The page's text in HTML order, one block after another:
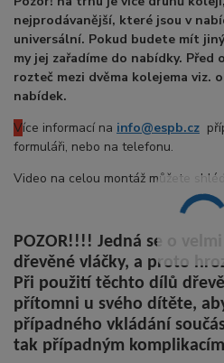
nejprodávanější, které jsou v
universální. Pokud budete mít
my jej zařadíme do nabídky.
rozteč mezi dvěma kolejema viz.
nabídek.
Více informací na info@espb.cz
formuláři, nebo na telefonu.
Video na celou montáž můžete
POZOR!!!! Jedná se o
dřevěné vláčky, a proto
Při použití těchto dílů
přítomni u svého dítěte,
případného vkládání
tak případným